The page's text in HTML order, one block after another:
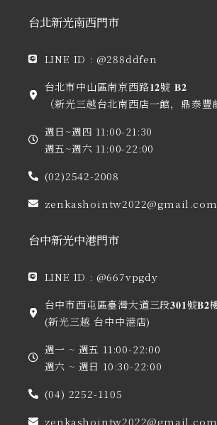
台北新光南西門市
LINE ID : @288ddfen
台北市中山區南京西路𝟏𝟐號 𝐁𝟐
（新光三越台北南西店一館，鼎泰豐
週日~週四 11:00-21:30
週五~週六 11:00-22:00
(02)2542-2008
zenkashointw2022@gmail.com
台中新光中港門市
LINE ID : @667vpgdy
台中市西屯區臺灣大道三段𝟑𝟎𝟏號𝐁𝟐
(新光三越 台中中港店)
週一 ~ 週五 11:00-22:00
週六 ~ 週日 10:30-22:00
(04) 2252-1105
zenkashointw2022@gmail.com